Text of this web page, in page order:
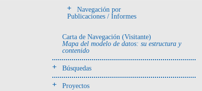
Botella(4)
Efigie antropomorfa(24)
Efigie híbrida(2)
Efigie zoomorfa(56)
Navegación por
Publicaciones / Informes
Carta de Navegación (Visitante)
Mapa del modelo de datos: su estructura y
contenido
Búsquedas
Proyectos